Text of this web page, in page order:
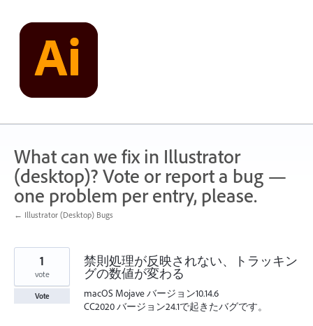
content
What can we fix in Illustrator
(desktop)? Vote or report a bug —
one problem per entry, please.
← Illustrator (Desktop) Bugs
禁則処理が反映されない、トラッキン
グの数値が変わる
macOS Mojave バージョン10.14.6
CC2020 バージョン24.1で起きたバグです。
1
vote
Vote